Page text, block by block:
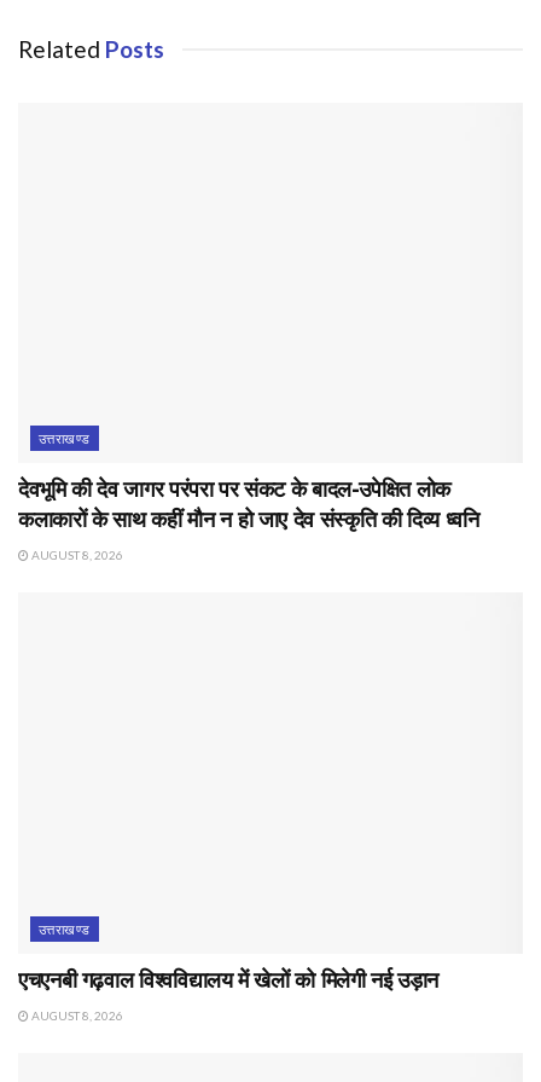
Related Posts
उत्तराखण्ड
देवभूमि की देव जागर परंपरा पर संकट के बादल-उपेक्षित लोक
कलाकारों के साथ कहीं मौन न हो जाए देव संस्कृति की दिव्य ध्वनि
AUGUST 8, 2026
उत्तराखण्ड
एचएनबी गढ़वाल विश्वविद्यालय में खेलों को मिलेगी नई उड़ान
AUGUST 8, 2026